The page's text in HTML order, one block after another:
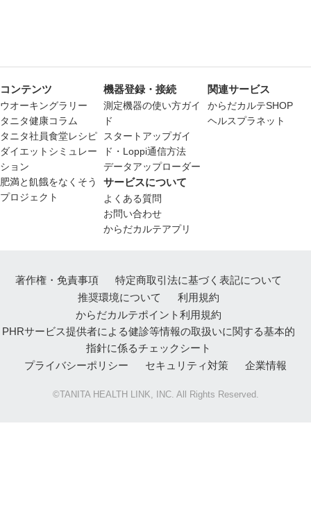
コンテンツ
ウオーキングラリー
タニタ健康コラム
タニタ社員食堂レシピ
ダイエットシミュレー
ション
肥満と飢餓をなくそう
プロジェクト
機器登録・接続
測定機器の使い方ガイ
ド
スタートアップガイ
ド・Loppi通信方法
データアップローダー
サービスについて
よくある質問
お問い合わせ
からだカルテアプリ
関連サービス
からだカルテSHOP
ヘルスプラネット
著作権・免責事項
特定商取引法に基づく表記について
推奨環境について
利用規約
からだカルテポイント利用規約
PHRサービス提供者による健診等情報の取扱いに関する基本的
指針に係るチェックシート
プライバシーポリシー
セキュリティ対策 企業情報
©TANITA HEALTH LINK, INC. All Rights Reserved.